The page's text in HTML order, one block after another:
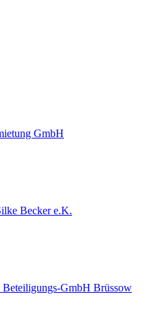
GmbH
Becker e.K.
GmbH Brüssow